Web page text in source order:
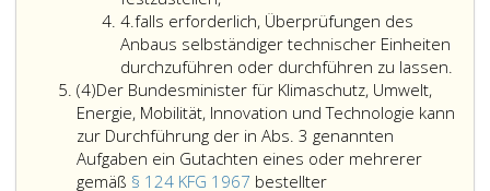
4.Ziffer
4
falls erforderlich, Überprüfungen des
Anbaus selbständiger technischer Einheiten
durchzuführen oder durchführen zu lassen.
(4)Absatz
4
Der Bundesminister für Klimaschutz, Umwelt,
Energie, Mobilität, Innovation und Technologie kann
zur Durchführung der in Abs. 3 genannten
Aufgaben ein Gutachten eines oder mehrerer
gemäß § 124 KFG 1967 bestellter